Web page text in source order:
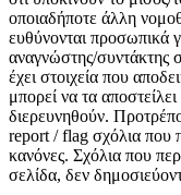
οποιαδήποτε άλλη
ευθύνονται προσωπικά
αναγνώστης/συντάκτης
έχει στοιχεία που
μπορεί να τα
διερευνηθούν.
report / flag σχόλια που
κανόνες. Σχόλια που
σελίδα, δεν